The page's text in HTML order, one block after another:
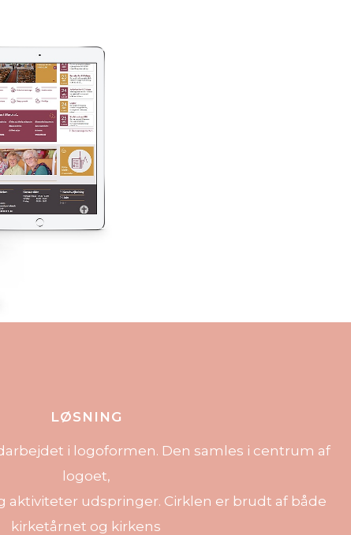
LØSNING
i logoformen. Den samles i centrum af
logoet,
aktiviteter udspringer. Cirklen er brudt af både
kirketårnet og kirkens